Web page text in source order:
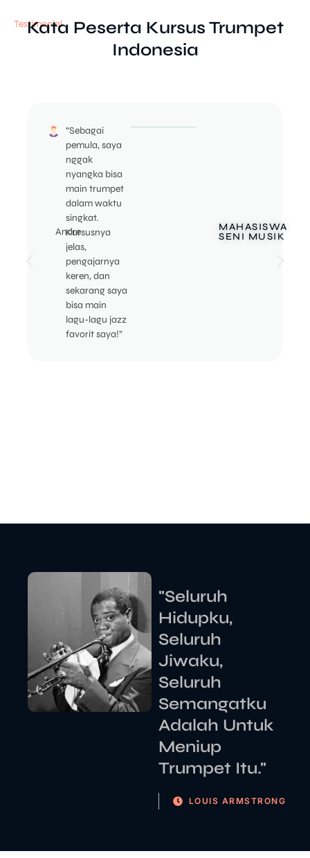
Testimonial
Kata Peserta Kursus Trumpet
Indonesia
Andre
“Sebagai
pemula, saya
nggak
nyangka bisa
main trumpet
dalam waktu
singkat.
Kursusnya
jelas,
pengajarnya
keren, dan
sekarang saya
bisa main
lagu-lagu jazz
favorit saya!”
MAHASISWA
SENI MUSIK
"Seluruh
Hidupku,
Seluruh
Jiwaku,
Seluruh
Semangatku
Adalah Untuk
Meniup
Trumpet Itu."
LOUIS ARMSTRONG